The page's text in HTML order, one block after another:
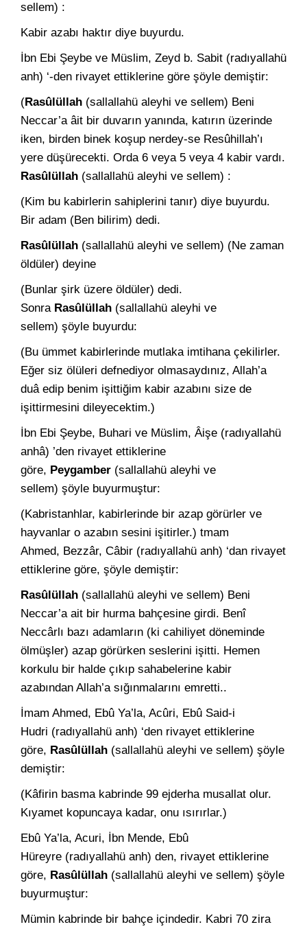
sellem) :
Kabir azabı haktır diye buyurdu.
İbn Ebi Şeybe ve Müslim, Zeyd b. Sabit (radıyallahü
anh) ‘-den rivayet ettiklerine göre şöyle demiştir:
(Rasûlüllah (sallallahü aleyhi ve sellem) Beni
Neccar’a âit bir duvarın yanında, katırın üzerinde
iken, birden binek koşup nerdey-se Resûhillah’ı
yere düşürecekti. Orda 6 veya 5 veya 4 ka­bir vardı.
Rasûlüllah (sallallahü aleyhi ve sellem) :
(Kim bu kabirlerin sahiplerini tanır) diye buyurdu.
Bir adam (Ben bilirim) dedi.
Rasûlüllah (sallallahü aleyhi ve sellem) (Ne zaman
öldüler) de­yine
(Bunlar şirk üzere öldüler) dedi.
Sonra Rasûlüllah (sallallahü aleyhi ve
sellem) şöyle buyurdu:
(Bu ümmet kabirlerinde mutlaka imtihana çekilirler.
Eğer siz ölüleri defnediyor olmasaydınız, Allah’a
duâ edip benim işittiğim ka­bir azabını size de
işittirmesini dileyecektim.)
İbn Ebi Şeybe, Buhari ve Müslim, Âişe (radıyallahü
anhâ) ’den rivayet ettiklerine
göre, Peygamber (sallallahü aleyhi ve
sellem) şöyle buyurmuştur:
(Kabristanhlar, kabirlerinde bir azap görürler ve
hayvanlar o azabın sesini işitirler.) tmam
Ahmed, Bezzâr, Câbir (radıyallahü anh) ‘dan rivayet
et­tiklerine göre, şöyle demiştir:
Rasûlüllah (sallallahü aleyhi ve sellem) Beni
Neccar’a ait bir hurma bahçesine girdi. Benî
Neccârlı bazı adamların (ki cahiliyet döneminde
ölmüşler) azap görürken seslerini işitti. Hemen
korkulu bir halde çıkıp sahabelerine kabir
azabından Allah’a sığınmalarını emretti..
İmam Ahmed, Ebû Ya’la, Acûri, Ebû Said-i
Hudri (radıyallahü anh) ‘den rivayet ettiklerine
göre, Rasûlüllah (sallallahü aleyhi ve sellem) şöyle
demiştir:
(Kâfirin basma kabrinde 99 ejderha musallat olur.
Kı­yamet kopuncaya kadar, onu ısırırlar.)
Ebû Ya’la, Acuri, İbn Mende, Ebû
Hüreyre (radıyallahü anh) den, rivayet ettiklerine
göre, Rasûlüllah (sallallahü aleyhi ve sellem) şöyle
buyurmuştur:
Mümin kabrinde bir bahçe içindedir. Kabri 70 zira